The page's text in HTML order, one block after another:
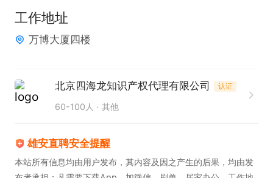
清晰的认知。
6. 认可公司的员工晋升计划，积极追求职业发展。
工作地址
万博大厦四楼
北京四海龙知识产权代理有限公司 认证
60-100人 其他
雄安直聘安全提醒
本站所有信息均由用户发布，其内容及因之产生的后果，均由发